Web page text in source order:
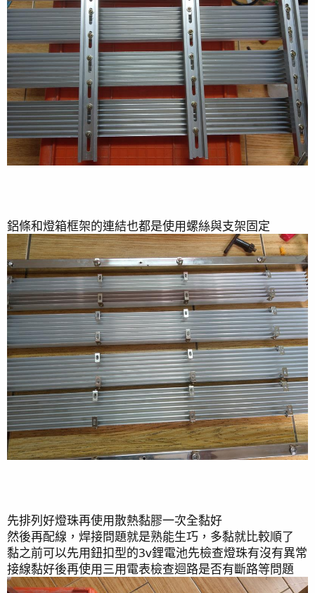
更新主缸與檢疫缸2020-08-16
更新一下檢疫缸2020-07-13
[擺放活石造景]2020-06-28
[檢疫缸的重啟]2020-06-05
[補淡水、自動換海水]2020-05-18
[配電盤整理、添加漏電斷路器]2020-05-17
[造浪、造流維護整理]2020-05-01
[燈具的更新]2020-04-21
鋁條和燈箱框架的連結也都是使用螺絲與支架固定
先排列好燈珠再使用散熱黏膠一次全黏好
然後再配線，焊接問題就是熟能生巧，多黏就比較順了
黏之前可以先用鈕扣型的3v鋰電池先檢查燈珠有沒有異常
接線黏好後再使用三用電表檢查迴路是否有斷路等問題